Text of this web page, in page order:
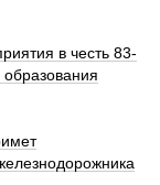
в честь 83-